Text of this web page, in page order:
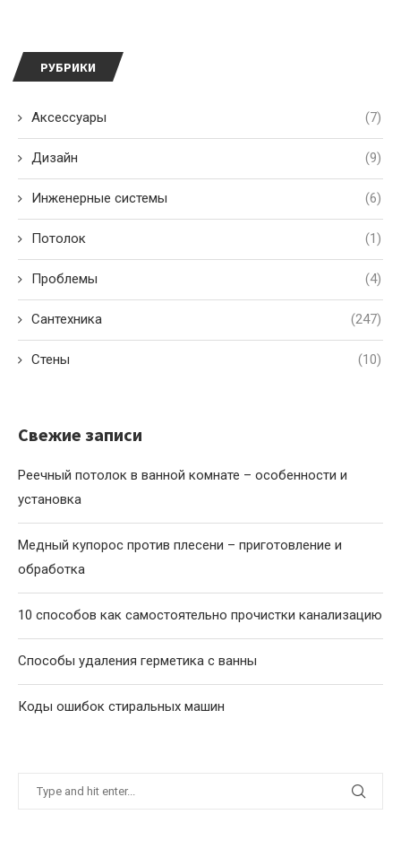
РУБРИКИ
Аксессуары (7)
Дизайн (9)
Инженерные системы (6)
Потолок (1)
Проблемы (4)
Сантехника (247)
Стены (10)
Свежие записи
Реечный потолок в ванной комнате – особенности и
установка
Медный купорос против плесени – приготовление и
обработка
10 способов как самостоятельно прочистки канализацию
Способы удаления герметика с ванны
Коды ошибок стиральных машин